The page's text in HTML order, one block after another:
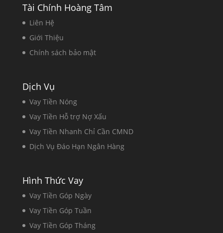
Tài Chính Hoàng Tâm
Liên Hệ
Giới Thiệu
Chính sách bảo mật
Dịch Vụ
Vay Tiền Nóng
Vay Tiền Hỗ trợ Nợ Xấu
Vay Tiền Nhanh Chỉ Cần CMND
Dịch Vụ Đáo Hạn Ngân Hàng
Hình Thức Vay
Vay Tiền Góp Ngày
Vay Tiền Góp Tuần
Vay Tiền Góp Tháng